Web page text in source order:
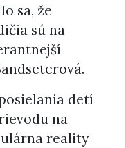
sa, že
sú na
detí
na
reality